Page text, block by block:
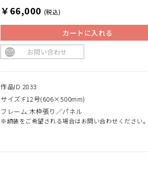
￥66,000 (税込)
カートに入れる
お問い合わせ
作品ID:2833
サイズ:F12号(606×500mm)
フレーム:木枠張り／パネル
※額装をご希望される場合はお問い合わせください。